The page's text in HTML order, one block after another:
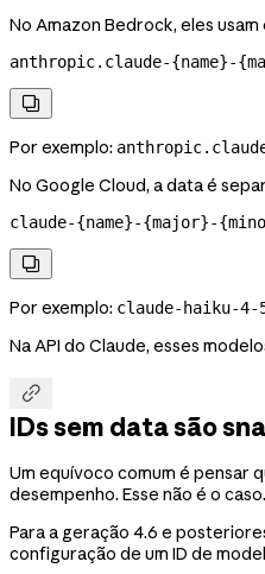
No Amazon Bedrock, eles
anthropic.claude-{name}-

Por exemplo:
No Google Cloud, a data é
claude-{name}-{major}-

Por exemplo: claude-haiku-4-
Na API do Claude, esses

IDs sem data são
Um equívoco comum é pensar
desempenho. Esse não é o caso.
Para a geração 4.6 e
configuração de um ID de